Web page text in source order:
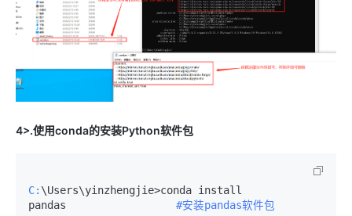
4>.使用conda的安装Python软件包
C: \Users\yinzhengjie>conda install
pandas #安装pandas软件包